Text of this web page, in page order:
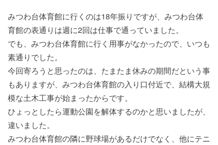
みつわ台体育館に行くのは18年振りですが、みつわ台体
育館の表通りは週に2回は仕事で通っていました。
でも、みつわ台体育館に行く用事がなかったので、いつも
素通りでした。
今回寄ろうと思ったのは、たまたま休みの期間だという事
もありますが、みつわ台体育館の入り口付近で、結構大規
模な土木工事が始まったからです。
ひょっとしたら運動公園を解体するのかと思いましたが、
違いました。
みつわ台体育館の隣に野球場があるだけでなく、他にテニ